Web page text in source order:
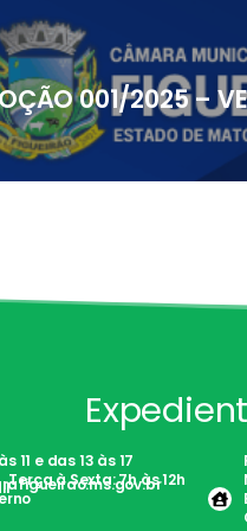
001/2025 –
11 e das 13 às 17
Terça à Sexta: 7h às 12h